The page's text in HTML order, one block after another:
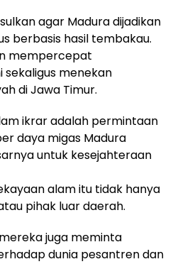
agar Madura dijadikan
berbasis hasil tembakau.
mempercepat
menekan
di Jawa Timur.
ikrar adalah permintaan
daya migas Madura
untuk kesejahteraan
alam itu tidak hanya
pihak luar daerah.
juga meminta
dunia pesantren dan